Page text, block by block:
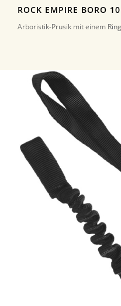
ROCK EMPIRE BORO
Arboristik-Prusik mit einem